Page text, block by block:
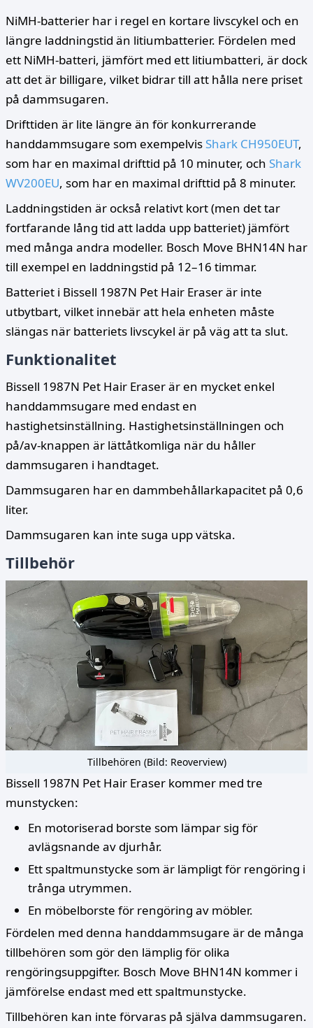
NiMH-batterier har i regel en kortare livscykel och en
längre laddningstid än litiumbatterier. Fördelen med
ett NiMH-batteri, jämfört med ett litiumbatteri, är dock
att det är billigare, vilket bidrar till att hålla nere priset
på dammsugaren.
Drifttiden är lite längre än för konkurrerande
handdammsugare som exempelvis Shark CH950EUT,
som har en maximal drifttid på 10 minuter, och Shark
WV200EU, som har en maximal drifttid på 8 minuter.
Laddningstiden är också relativt kort (men det tar
fortfarande lång tid att ladda upp batteriet) jämfört
med många andra modeller. Bosch Move BHN14N har
till exempel en laddningstid på 12–16 timmar.
Batteriet i Bissell 1987N Pet Hair Eraser är inte
utbytbart, vilket innebär att hela enheten måste
slängas när batteriets livscykel är på väg att ta slut.
Funktionalitet
Bissell 1987N Pet Hair Eraser är en mycket enkel
handdammsugare med endast en
hastighetsinställning. Hastighetsinställningen och
på/av-knappen är lättåtkomliga när du håller
dammsugaren i handtaget.
Dammsugaren har en dammbehållarkapacitet på 0,6
liter.
Dammsugaren kan inte suga upp vätska.
Tillbehör
Tillbehören (Bild: Reoverview)
Bissell 1987N Pet Hair Eraser kommer med tre
munstycken:
En motoriserad borste som lämpar sig för
avlägsnande av djurhår.
Ett spaltmunstycke som är lämpligt för rengöring i
trånga utrymmen.
En möbelborste för rengöring av möbler.
Fördelen med denna handdammsugare är de många
tillbehören som gör den lämplig för olika
rengöringsuppgifter. Bosch Move BHN14N kommer i
jämförelse endast med ett spaltmunstycke.
Tillbehören kan inte förvaras på själva dammsugaren.